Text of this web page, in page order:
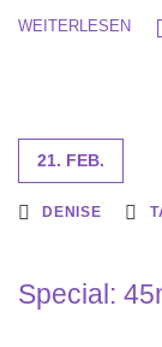
WEITERLESEN
21. FEB.
DENISE
Special: